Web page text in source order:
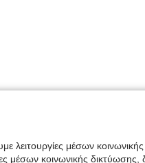
λειτουργίες μέσων
κοινωνικής δικτύωσης,